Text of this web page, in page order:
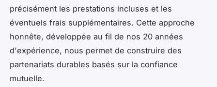
précisément les prestations incluses et les
éventuels frais supplémentaires. Cette approche
honnête, développée au fil de nos 20 années
d'expérience, nous permet de construire des
partenariats durables basés sur la confiance
mutuelle.